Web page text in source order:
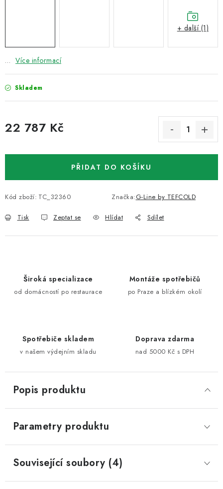
… Více informací
Skladem
22 787 Kč
PŘIDAT DO KOŠÍKU
Kód zboží: TC_32360 Značka:G-Line by TEFCOLD
Tisk Zeptat se Hlídat Sdílet
+ další (1)
Široká specializace
od domácností po restaurace
Montáže spotřebičů
po Praze a blízkém okolí
Spotřebiče skladem
v našem výdejním skladu
Doprava zdarma
nad 5000 Kč s DPH
Popis produktu
Parametry produktu
Související soubory (4)